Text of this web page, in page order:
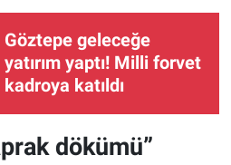
Göztepe geleceğe
yatırım yaptı! Milli forvet
kadroya katıldı
dökümü”